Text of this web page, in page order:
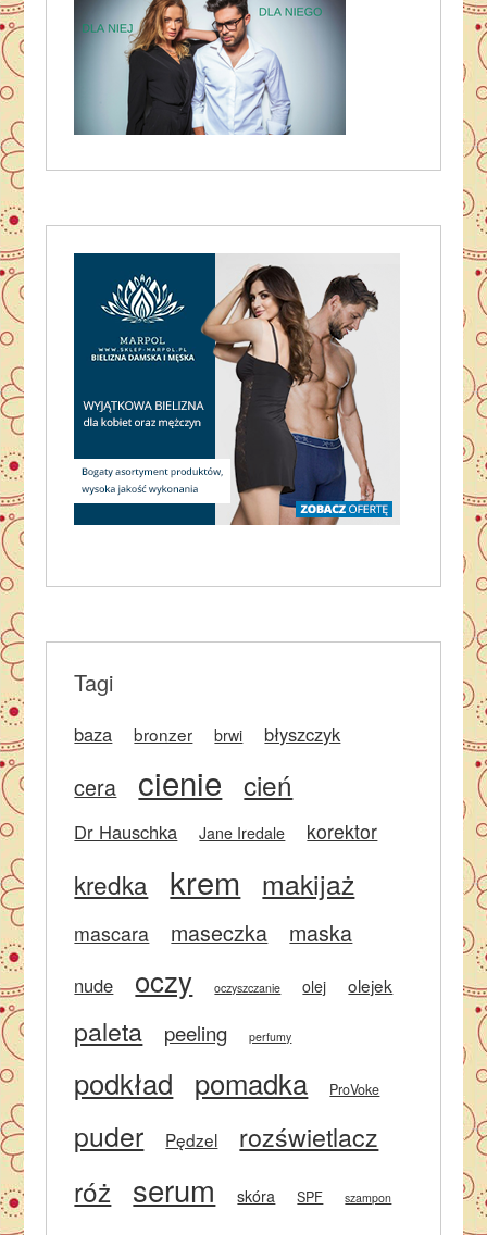
Tagi
baza bronzer brwi błyszczyk
cera cienie cień
Dr Hauschka Jane Iredale korektor
kredka krem makijaż
mascara maseczka maska
nude oczy oczyszczanie olej olejek
paleta peeling perfumy
podkład pomadka ProVoke
puder Pędzel rozświetlacz
róż serum skóra SPF szampon